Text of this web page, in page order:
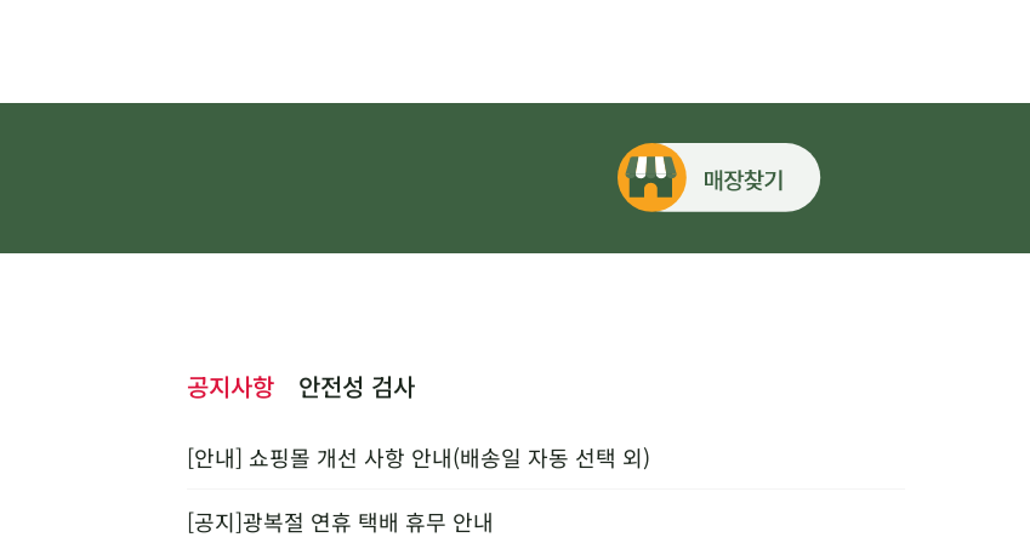
공지사항 안전성 검사
[안내] 쇼핑몰 개선 사항 안내(배송일 자동 선택 외)
[공지]광복절 연휴 택배 휴무 안내